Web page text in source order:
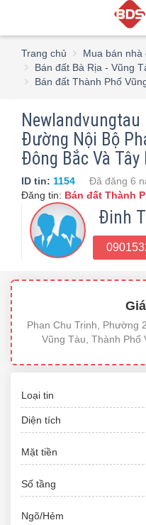
Trang chủ Mua bán nhà
Bán đất Bà Rịa - Vũng
Bán đất Thành Phố
Đường Nội Bộ
Đông Bắc Và Tây
ID tin: 1154 Đã đăng 6
Đăng tin: Bán đất Thành
Đinh
Giá
Phan Chu Trinh, Phường
Vũng Tàu, Thành Phố
Loại tin
Diện tích
Mặt tiền
Số tầng
Ngõ/Hẻm